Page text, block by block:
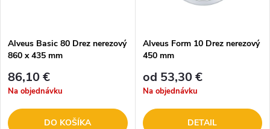
Alveus Basic 80 Drez nerezový
860 x 435 mm
86,10 €
Na objednávku
DO KOŠÍKA
Alveus Form 10 Drez nerezový
450 mm
od 53,30 €
Na objednávku
DETAIL